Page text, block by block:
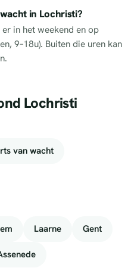
in Lochristi?
in het weekend en op
9–18u). Buiten die uren kan
Lochristi
van wacht
Laarne Gent